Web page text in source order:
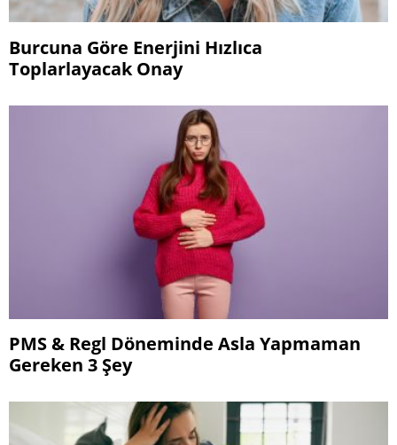
Burcuna Göre Enerjini Hızlıca
Toplarlayacak Onay
PMS & Regl Döneminde Asla Yapmaman
Gereken 3 Şey